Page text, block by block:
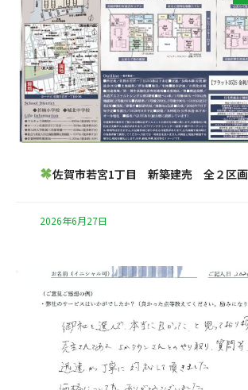
佐賀市若宮1丁目 新築建売 全２区
2026年6月27日